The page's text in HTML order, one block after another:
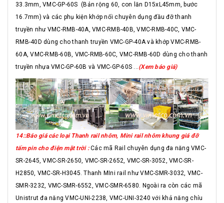
33.3mm, VMC-GP-60S (Bản rộng 60, con lăn D15xL45mm, bước
16.7mm) và các phụ kiện khớp nối chuyên dụng đầu đỡ thanh
truyền như VMC-RMB-40A, VMC-RMB-40B, VMC-RMB-40C, VMC-
RMB-40D dùng cho thanh truyền VMC-GP-40A và khớp VMC-RMB-
60A, VMC-RMB-60B, VMC-RMB-60C, VMC-RMB-60D dùng cho thanh
truyền nhựa VMC-GP-60B và VMC-GP-60S ... (Xem báo giá)
14::Báo giá các loại Thanh rail nhôm, Mini rail nhôm khung giá đỡ
tấm pin cho điện mặt trời :Các mã Rail chuyên dụng đa năng VMC-
SR-2645, VMC-SR-2650, VMC-SR-2652, VMC-SR-3052, VMC-SR-
H2850, VMC-SR-H3045. Thanh MIni rail như VMC-SMR-3032, VMC-
SMR-3232, VMC-SMR-6552, VMC-SMR-6580. Ngoài ra còn các mã
Unistrut đa năng VMC-UNI-2238, VMC-UNI-3240 với khả năng chỉu